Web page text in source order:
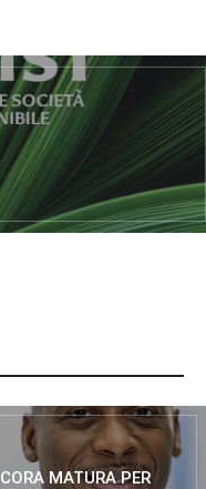
MATURA PER